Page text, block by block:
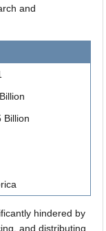
and
Billion
hindered by
and distributing